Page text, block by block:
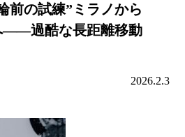
前の試練”ミラノから
――過酷な長距離移動
2026.2.3